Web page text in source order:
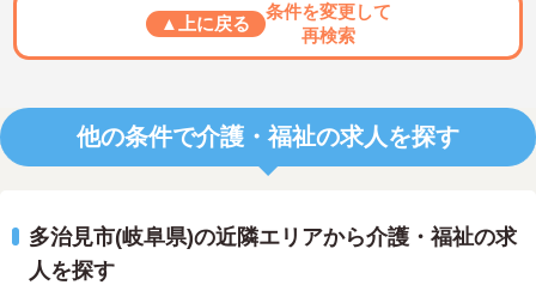
▲上に戻る
条件を変更して
再検索
他の条件で介護・福祉の求人を探す
多治見市(岐阜県)の近隣エリアから介護・福祉の求
人を探す